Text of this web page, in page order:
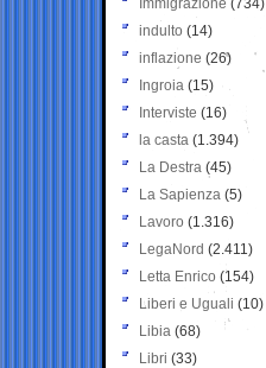
Immigrazione (734)
indulto (14)
inflazione (26)
Ingroia (15)
Interviste (16)
la casta (1.394)
La Destra (45)
La Sapienza (5)
Lavoro (1.316)
LegaNord (2.411)
Letta Enrico (154)
Liberi e Uguali (10)
Libia (68)
Libri (33)